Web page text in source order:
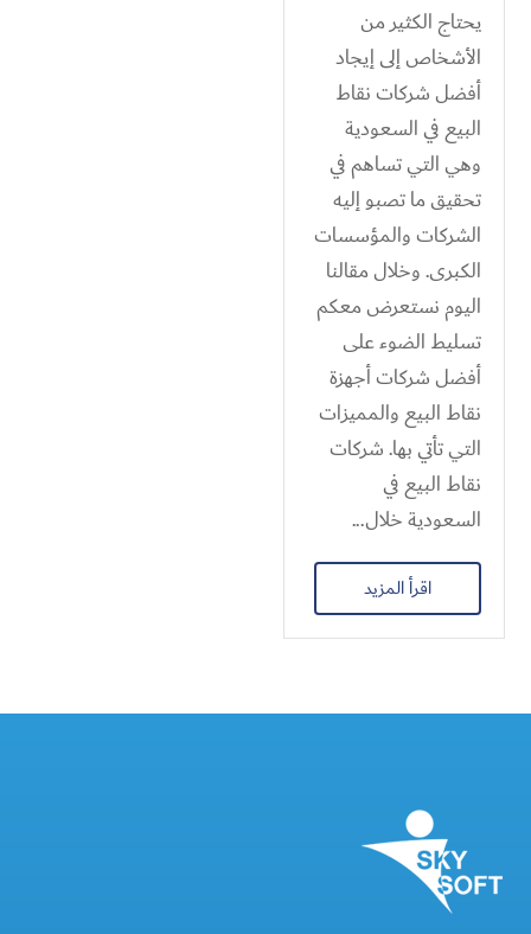
يحتاج الكثير من
الأشخاص إلى إيجاد
أفضل شركات نقاط
البيع في السعودية
وهي التي تساهم في
تحقيق ما تصبو إليه
الشركات والمؤسسات
الكبرى. وخلال مقالنا
اليوم نستعرض معكم
تسليط الضوء على
أفضل شركات أجهزة
نقاط البيع والمميزات
التي تأتي بها. شركات
نقاط البيع في
السعودية خلال...
اقرأ المزيد